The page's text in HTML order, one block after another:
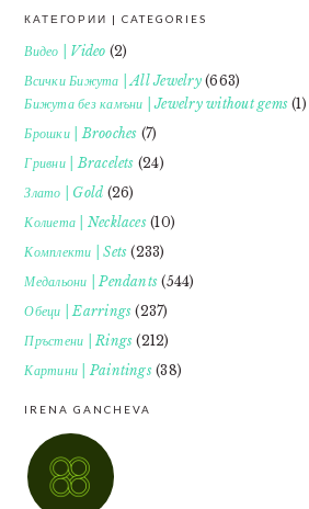
FOOTER
КАТЕГОРИИ | CATEGORIES
Видео | Video (2)
Всички Бижута | All Jewelry(663)
Бижута без камъни | Jewelry without gems (1)
Брошки | Brooches (7)
Гривни | Bracelets (24)
Злато | Gold (26)
Колиета | Necklaces(10)
Комплекти | Sets (233)
Медальони | Pendants (544)
Обеци | Earrings (237)
Пръстени | Rings (212)
Картини | Paintings(38)
IRENA GANCHEVA